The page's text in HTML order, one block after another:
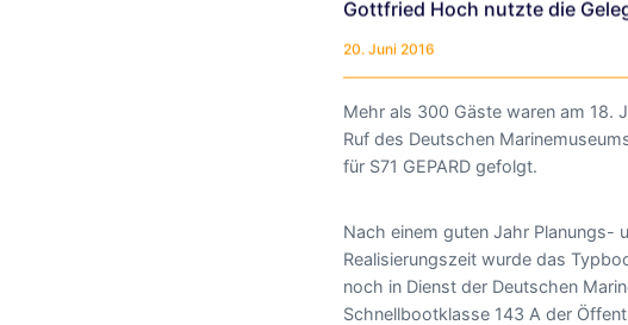
Gottfried Hoch nutzte die
20. Juni 2016
Mehr als 300 Gäste waren am 18.
Ruf des Deutschen
für S71 GEPARD gefolgt.
Nach einem guten Jahr Planungs-
Realisierungszeit wurde das
noch in Dienst der Deutschen
Schnellbootklasse 143 A der